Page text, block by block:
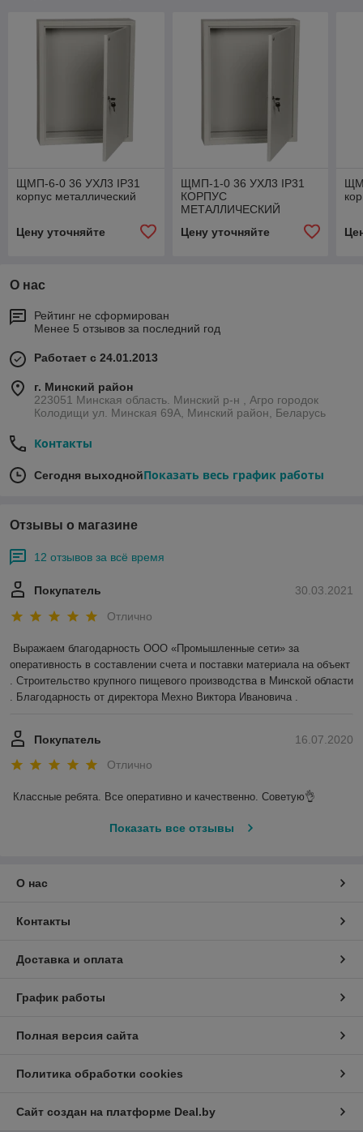
ЩМП-6-0 36 УХЛ3 IP31
корпус металлический
Цену уточняйте
ЩМП-1-0 36 УХЛ3 IP31
КОРПУС
МЕТАЛЛИЧЕСКИЙ
Цену уточняйте
О нас
Рейтинг не сформирован
Менее 5 отзывов за последний год
Работает с 24.01.2013
г. Минский район
223051 Минская область. Минский р-н , Агро городок
Колодищи ул. Минская 69А, Минский район, Беларусь
Контакты
Сегодня выходнойПоказать весь график работы
Отзывы о магазине
12 отзывов за всё время
30.03.2021
Покупатель
Отлично
Выражаем благодарность ООО «Промышленные сети» за
оперативность в составлении счета и поставки материала на объект
. Строительство крупного пищевого производства в Минской области
. Благодарность от директора Мехно Виктора Ивановича .
16.07.2020
Покупатель
Отлично
Классные ребята. Все оперативно и качественно. Советую👌
Показать все отзывы
О нас
Контакты
Доставка и оплата
График работы
Полная версия сайта
Политика обработки cookies
Сайт создан на платформе Deal.by